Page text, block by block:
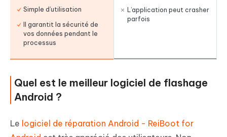
Simple d’utilisation
Il garantit la sécurité de
vos données pendant le
processus
L’application peut crasher
parfois
Quel est le meilleur logiciel de flashage
Android ?
Le logiciel de réparation Android - ReiBoot for